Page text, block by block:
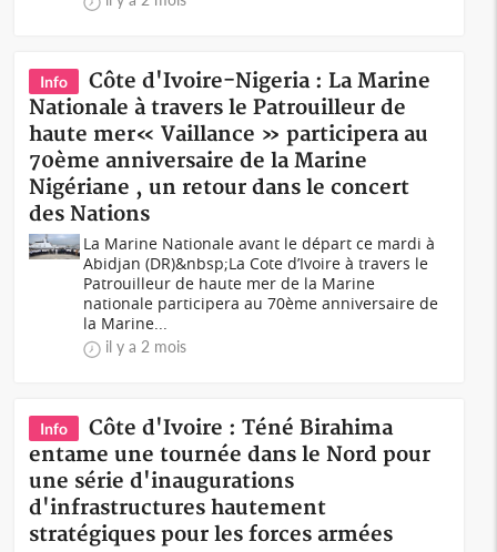
Info
Côte d'Ivoire-Nigeria : La Marine
Nationale à travers le Patrouilleur de
haute mer« Vaillance » participera au
70ème anniversaire de la Marine
Nigériane , un retour dans le concert
des Nations
La Marine Nationale avant le départ ce mardi à
Abidjan (DR)&nbsp;La Cote d’Ivoire à travers le
Patrouilleur de haute mer de la Marine
nationale participera au 70ème anniversaire de
la Marine...
il y a 2 mois
Info
Côte d'Ivoire : Téné Birahima
entame une tournée dans le Nord pour
une série d'inaugurations
d'infrastructures hautement
stratégiques pour les forces armées